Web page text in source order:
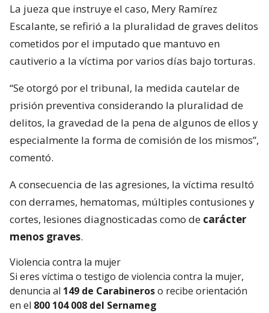
La jueza que instruye el caso, Mery Ramírez
Escalante, se refirió a la pluralidad de graves delitos
cometidos por el imputado que mantuvo en
cautiverio a la víctima por varios días bajo torturas.
“Se otorgó por el tribunal, la medida cautelar de
prisión preventiva considerando la pluralidad de
delitos, la gravedad de la pena de algunos de ellos y
especialmente la forma de comisión de los mismos”,
comentó.
A consecuencia de las agresiones, la víctima resultó
con derrames, hematomas, múltiples contusiones y
cortes, lesiones diagnosticadas como de carácter
menos graves.
Violencia contra la mujer
Si eres víctima o testigo de violencia contra la mujer,
denuncia al 149 de Carabineroso recibe orientación
en el 800 104 008 del Sernameg